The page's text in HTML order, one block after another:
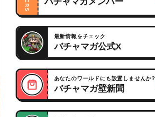
最新情報をチェック
バチャマガ公式X
あなたのワールドにも設置しませんか?
バチャマガ壁新聞